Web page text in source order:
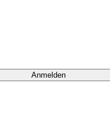
Anmelden